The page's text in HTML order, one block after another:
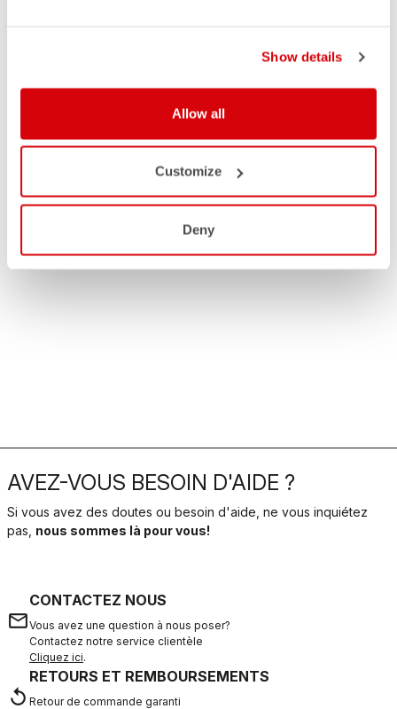
Show details
Allow all
Customize
Deny
AVEZ-VOUS BESOIN D'AIDE ?
Si vous avez des doutes ou besoin d'aide, ne vous inquiétez
pas, nous sommes là pour vous!
email
CONTACTEZ NOUS
Vous avez une question à nous poser?
Contactez notre service clientèle
Cliquez ici.
replay
RETOURS ET REMBOURSEMENTS
Retour de commande garanti